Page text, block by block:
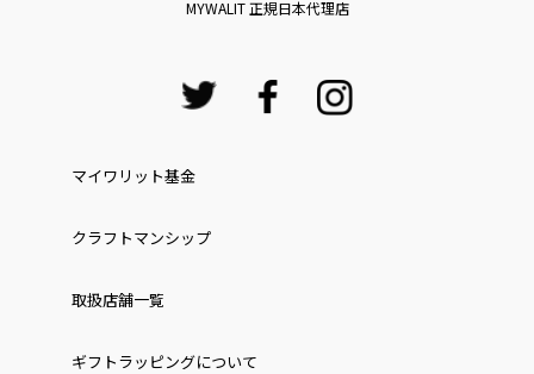
MYWALIT 正規日本代理店
マイワリット基金
クラフトマンシップ
取扱店舗一覧
ギフトラッピングについて